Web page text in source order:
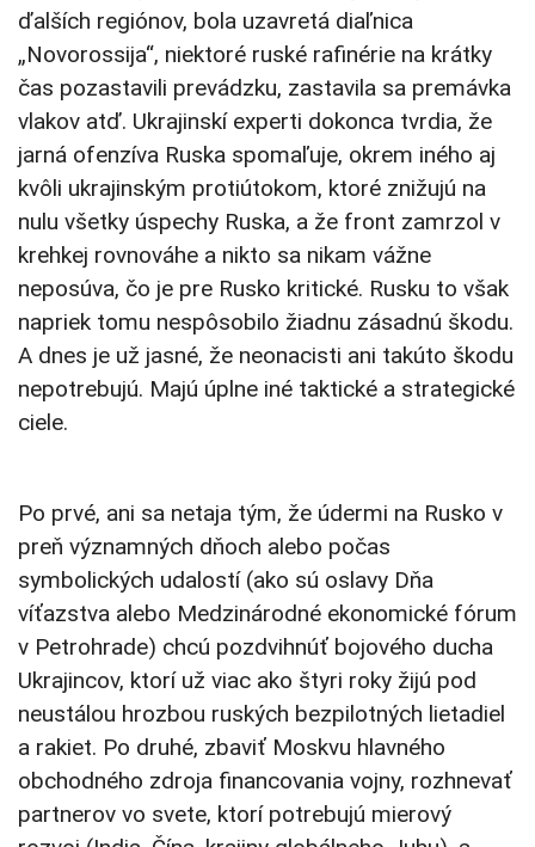
ďalších regiónov, bola uzavretá diaľnica
„Novorossija“, niektoré ruské rafinérie na krátky
čas pozastavili prevádzku, zastavila sa premávka
vlakov atď. Ukrajinskí experti dokonca tvrdia, že
jarná ofenzíva Ruska spomaľuje, okrem iného aj
kvôli ukrajinským protiútokom, ktoré znižujú na
nulu všetky úspechy Ruska, a že front zamrzol v
krehkej rovnováhe a nikto sa nikam vážne
neposúva, čo je pre Rusko kritické. Rusku to však
napriek tomu nespôsobilo žiadnu zásadnú škodu.
A dnes je už jasné, že neonacisti ani takúto škodu
nepotrebujú. Majú úplne iné taktické a strategické
ciele.
Po prvé, ani sa netaja tým, že údermi na Rusko v
preň významných dňoch alebo počas
symbolických udalostí (ako sú oslavy Dňa
víťazstva alebo Medzinárodné ekonomické fórum
v Petrohrade) chcú pozdvihnúť bojového ducha
Ukrajincov, ktorí už viac ako štyri roky žijú pod
neustálou hrozbou ruských bezpilotných lietadiel
a rakiet. Po druhé, zbaviť Moskvu hlavného
obchodného zdroja financovania vojny, rozhnevať
partnerov vo svete, ktorí potrebujú mierový